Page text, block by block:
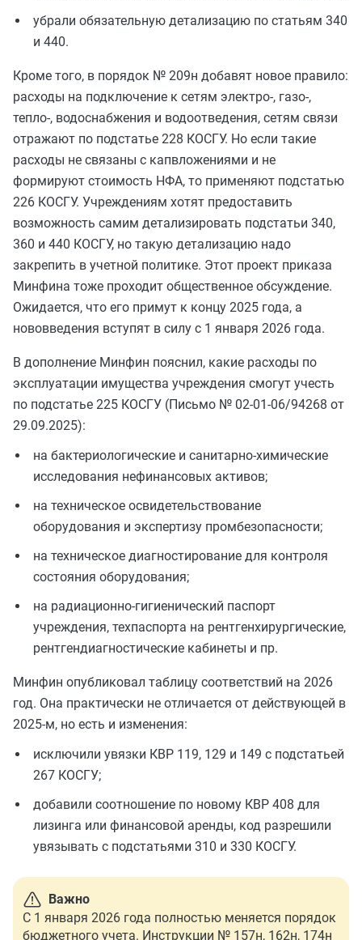
убрали обязательную детализацию по статьям 340
и 440.
Кроме того, в порядок № 209н добавят новое правило:
расходы на подключение к сетям электро-, газо-,
тепло-, водоснабжения и водоотведения, сетям связи
отражают по подстатье 228 КОСГУ. Но если такие
расходы не связаны с капвложениями и не
формируют стоимость НФА, то применяют подстатью
226 КОСГУ. Учреждениям хотят предоставить
возможность самим детализировать подстатьи 340,
360 и 440 КОСГУ, но такую детализацию надо
закрепить в учетной политике. Этот проект приказа
Минфина тоже проходит общественное обсуждение.
Ожидается, что его примут к концу 2025 года, а
нововведения вступят в силу с 1 января 2026 года.
В дополнение Минфин пояснил, какие расходы по
эксплуатации имущества учреждения смогут учесть
по подстатье 225 КОСГУ (Письмо № 02-01-06/94268 от
29.09.2025):
на бактериологические и санитарно-химические
исследования нефинансовых активов;
на техническое освидетельствование
оборудования и экспертизу промбезопасности;
на техническое диагностирование для контроля
состояния оборудования;
на радиационно-гигиенический паспорт
учреждения, техпаспорта на рентгенхирургические,
рентгендиагностические кабинеты и пр.
Минфин опубликовал таблицу соответствий на 2026
год. Она практически не отличается от действующей в
2025-м, но есть и изменения:
исключили увязки КВР 119, 129 и 149 с подстатьей
267 КОСГУ;
добавили соотношение по новому КВР 408 для
лизинга или финансовой аренды, код разрешили
увязывать с подстатьями 310 и 330 КОСГУ.
Важно
С 1 января 2026 года полностью меняется порядок
бюджетного учета. Инструкции № 157н, 162н, 174н